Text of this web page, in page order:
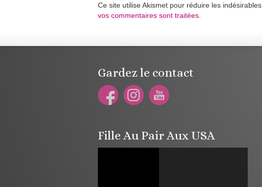
Ce site utilise Akismet pour réduire les indésirables.
vos commentaires sont traitées
Gardez le contact
Fille Au Pair Aux USA